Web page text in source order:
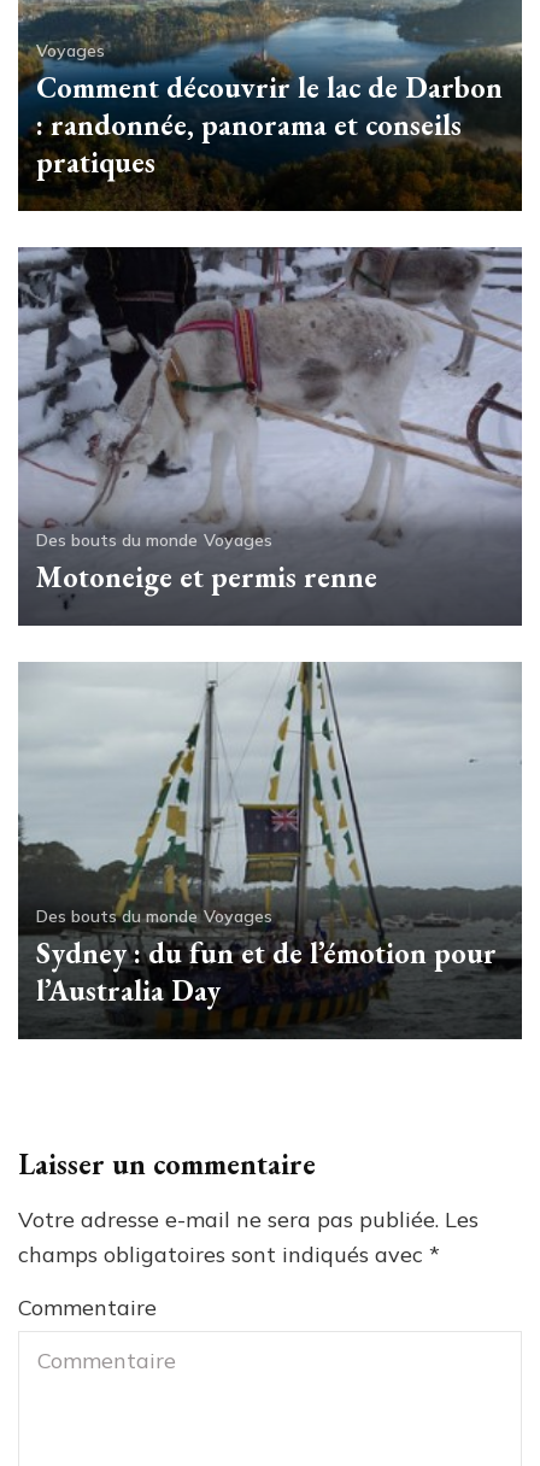
Voyages
Comment découvrir le lac de Darbon
: randonnée, panorama et conseils
pratiques
Des bouts du monde Voyages
Motoneige et permis renne
Des bouts du monde Voyages
Sydney : du fun et de l’émotion pour
l’Australia Day
Laisser un commentaire
Votre adresse e-mail ne sera pas publiée. Les
champs obligatoires sont indiqués avec *
Commentaire